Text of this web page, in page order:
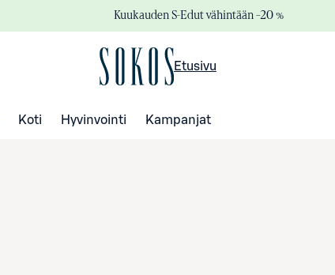
Kuukauden S-Edut vähintään –20 %
Etusivu
Koti Hyvinvointi Kampanjat